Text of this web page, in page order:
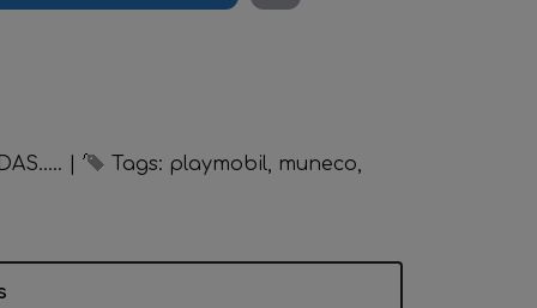
Tags: playmobil
muneco